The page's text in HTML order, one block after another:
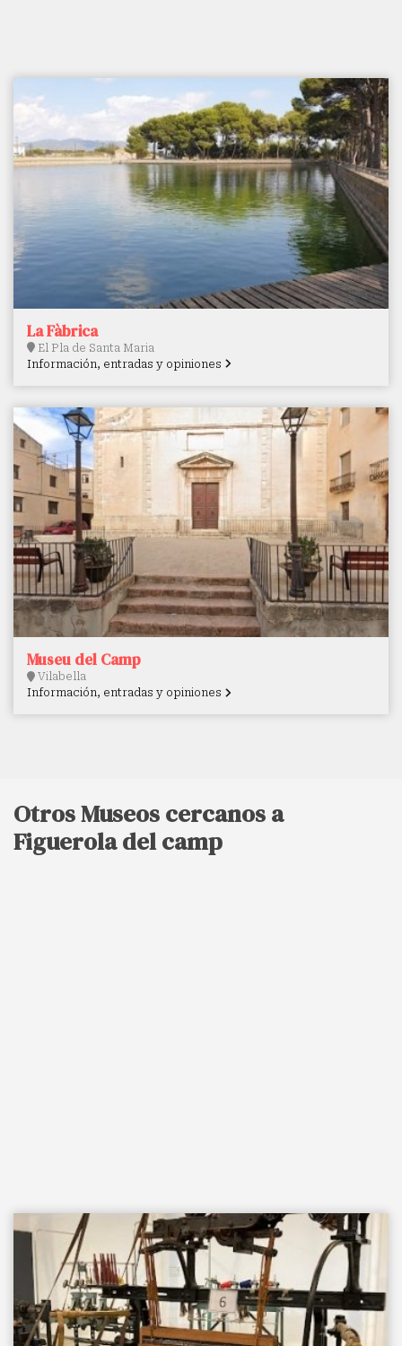
La Fàbrica
El Pla de Santa Maria
Información, entradas y opiniones
Museu del Camp
Vilabella
Información, entradas y opiniones
Otros Museos cercanos a
Figuerola del camp